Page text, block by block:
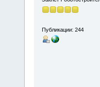
Публикации: 244